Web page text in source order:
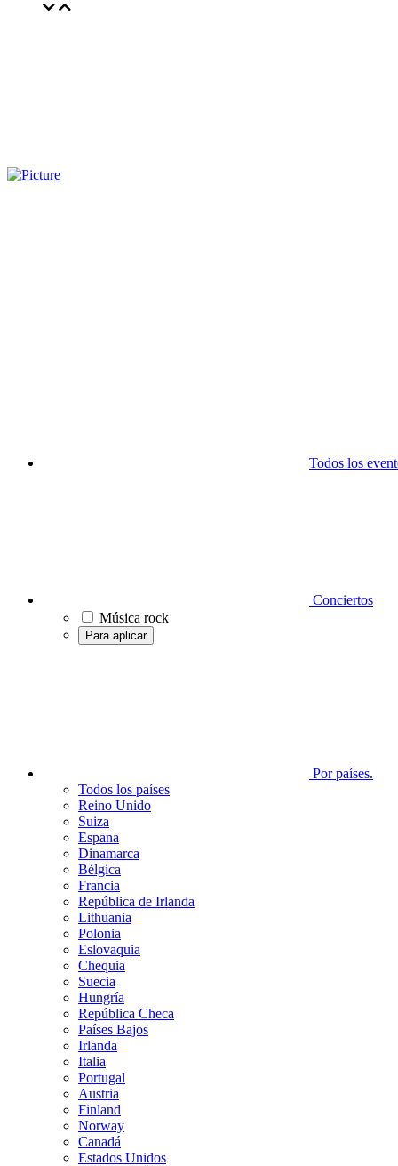
Todos los
Conciertos
Música rock
Para aplicar
Por países.
Todos los países
Reino Unido
Suiza
Espana
Dinamarca
Bélgica
Francia
República de Irlanda
Lithuania
Polonia
Eslovaquia
Chequia
Suecia
Hungría
República Checa
Países Bajos
Irlanda
Italia
Portugal
Austria
Finland
Norway
Canadá
Estados Unidos